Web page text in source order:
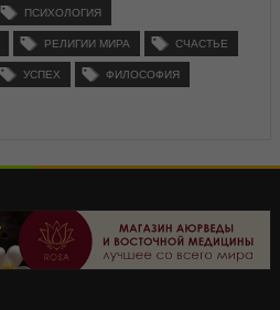
ПСИХОЛОГИЯ
РЕЛИГИИ МИРА СЧАСТЬЕ
УСПЕХ ФИЛОСОФИЯ